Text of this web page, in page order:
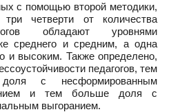
с помощью второй методики,
четверти от количества
обладают уровнями
среднего и средним, а одна
и высоким. Также определено,
педагогов, тем
с несформированным
и тем больше доля с
выгоранием.